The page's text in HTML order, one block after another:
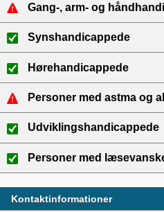
Gang-, arm- og
Synshandicappede
Hørehandicappede
Personer med astma og
Udviklingshandicappede
Personer med
Kontaktinformationer